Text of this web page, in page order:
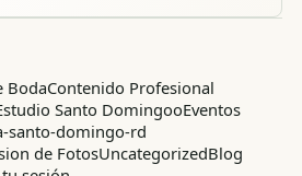
BodaContenido Profesional
Santo DomingooEventos
santo-domingo-rd
de FotosUncategorizedBlog